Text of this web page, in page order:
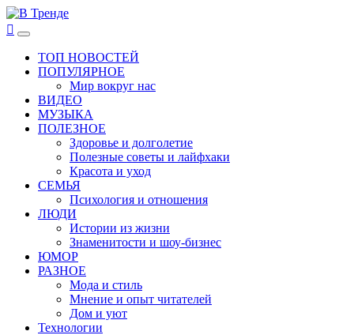
Перейти
к
содержимому
В Тренде
Самые свежие новости интернета
Основное
менюТОП НОВОСТЕЙ
ПОПУЛЯРНОЕ
Мир вокруг нас
ВИДЕО
МУЗЫКА
ПОЛЕЗНОЕ
Здоровье и долголетие
Полезные советы и лайфхаки
Красота и уход
СЕМЬЯ
Психология и отношения
ЛЮДИ
Истории из жизни
Знаменитости и шоу-бизнес
ЮМОР
РАЗНОЕ
Мода и стиль
Мнение и опыт читателей
Дом и уют
Технологии